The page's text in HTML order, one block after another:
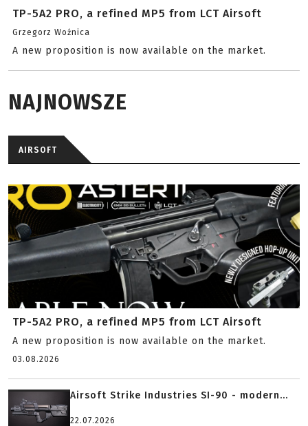
TP-5A2 PRO, a refined MP5 from LCT Airsoft
Grzegorz Woźnica
A new proposition is now available on the market.
NAJNOWSZE
AIRSOFT
TP-5A2 PRO, a refined MP5 from LCT Airsoft
A new proposition is now available on the market.
03.08.2026
Airsoft Strike Industries SI-90 - modern...
22.07.2026